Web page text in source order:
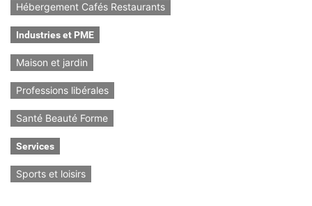
Hébergement Cafés Restaurants
Industries et PME
Maison et jardin
Professions libérales
Santé Beauté Forme
Services
Sports et loisirs